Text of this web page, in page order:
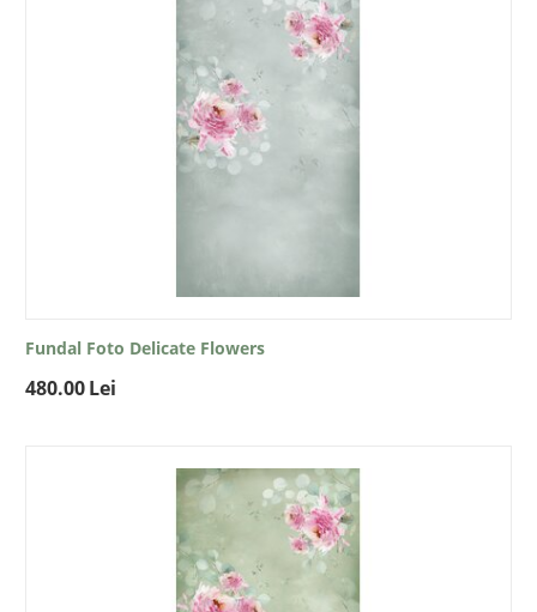
Fundal Foto Delicate Flowers
480.00Lei